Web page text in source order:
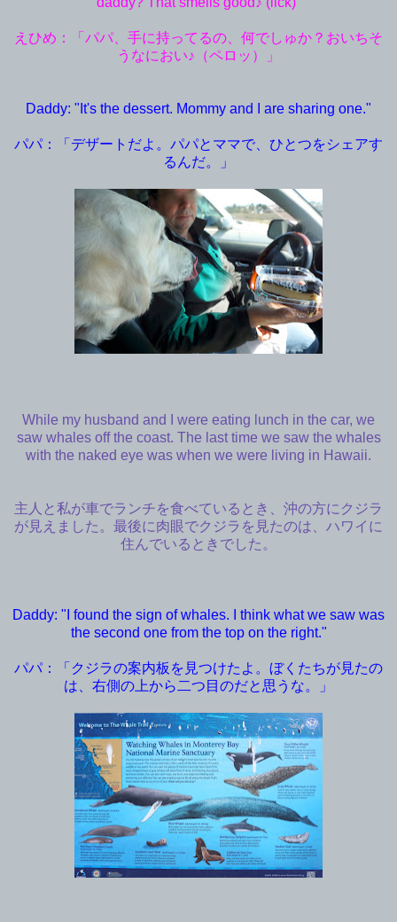
えひめ：「パパ、手に持ってるの、何でしゅか？おいちそ
うなにおい♪（ペロッ）」
Daddy: "It's the dessert. Mommy and I are sharing one."
パパ：「デザートだよ。パパとママで、ひとつをシェアす
るんだ。」
While my husband and I were eating lunch in the car, we
saw whales off the coast. The last time we saw the whales
with the naked eye was when we were living in Hawaii.
主人と私が車でランチを食べているとき、沖の方にクジラ
が見えました。最後に肉眼でクジラを見たのは、ハワイに
住んでいるときでした。
Daddy: "I found the sign of whales. I think what we saw was
the second one from the top on the right."
パパ：「クジラの案内板を見つけたよ。ぼくたちが見たの
は、右側の上から二つ目のだと思うな。」